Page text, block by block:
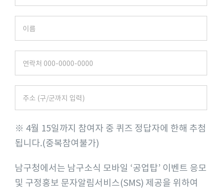
※ 4월 15일까지 참여자 중 퀴즈 정답자에 한해 추첨
됩니다.(중복참여불가)
남구청에서는 남구소식 모바일 ‘공업탑’ 이벤트 응모
및 구정홍보 문자알림서비스(SMS) 제공을 위하여